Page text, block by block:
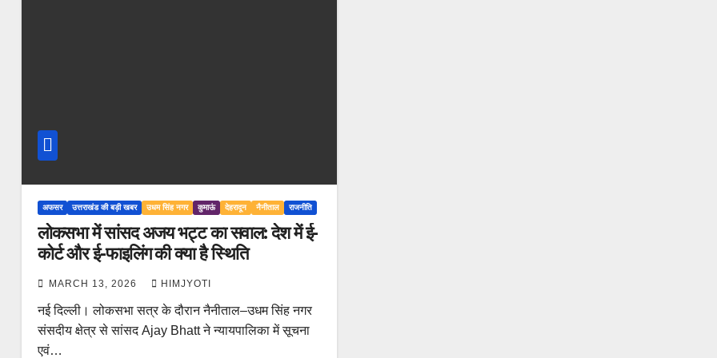
अफसर उत्तराखंड की बड़ी खबर उधम सिंह नगर कुमाऊं देहरादून नैनीताल राजनीति
लोकसभा में सांसद अजय भट्ट का सवाल: देश में ई-
कोर्ट और ई-फाइलिंग की क्या है स्थिति
MARCH 13, 2026 HIMJYOTI
नई दिल्ली। लोकसभा सत्र के दौरान नैनीताल–उधम सिंह नगर
संसदीय क्षेत्र से सांसद Ajay Bhatt ने न्यायपालिका में सूचना
एवं…